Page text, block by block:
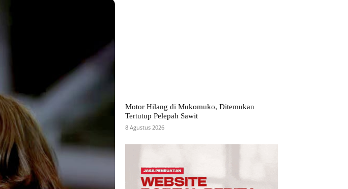
Motor Hilang di Mukomuko, Ditemukan
Tertutup Pelepah Sawit
8 Agustus 2026